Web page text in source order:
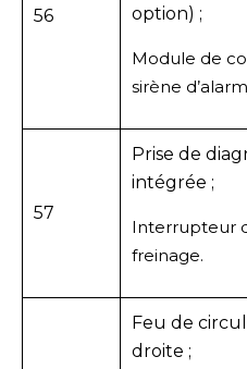
56
option) ;
Module de
sirène
57
Prise de
intégrée ;
Interrupteur
freinage.
Feu de
droite ;